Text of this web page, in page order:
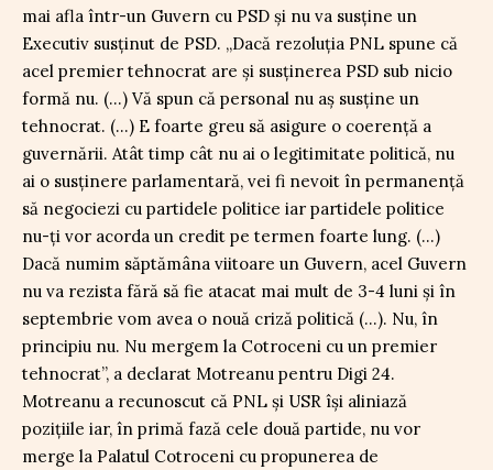
mai afla într-un Guvern cu PSD și nu va susține un
Executiv susținut de PSD. „Dacă rezoluția PNL spune că
acel premier tehnocrat are și susținerea PSD sub nicio
formă nu. (…) Vă spun că personal nu aș susține un
tehnocrat. (…) E foarte greu să asigure o coerență a
guvernării. Atât timp cât nu ai o legitimitate politică, nu
ai o susținere parlamentară, vei fi nevoit în permanență
să negociezi cu partidele politice iar partidele politice
nu-ți vor acorda un credit pe termen foarte lung. (…)
Dacă numim săptămâna viitoare un Guvern, acel Guvern
nu va rezista fără să fie atacat mai mult de 3-4 luni și în
septembrie vom avea o nouă criză politică (…). Nu, în
principiu nu. Nu mergem la Cotroceni cu un premier
tehnocrat”, a declarat Motreanu pentru Digi 24.
Motreanu a recunoscut că PNL și USR își aliniază
pozițiile iar, în primă fază cele două partide, nu vor
merge la Palatul Cotroceni cu propunerea de